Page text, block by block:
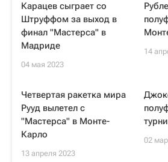
Карацев сыграет со
Штруффом за выход в
финал "Мастерса" в
Мадриде
04 мая 2023
14
Четвертая ракетка мира
Рууд вылетел с
"Мастерса" в Монте-
Карло
13 апреля 2023
02